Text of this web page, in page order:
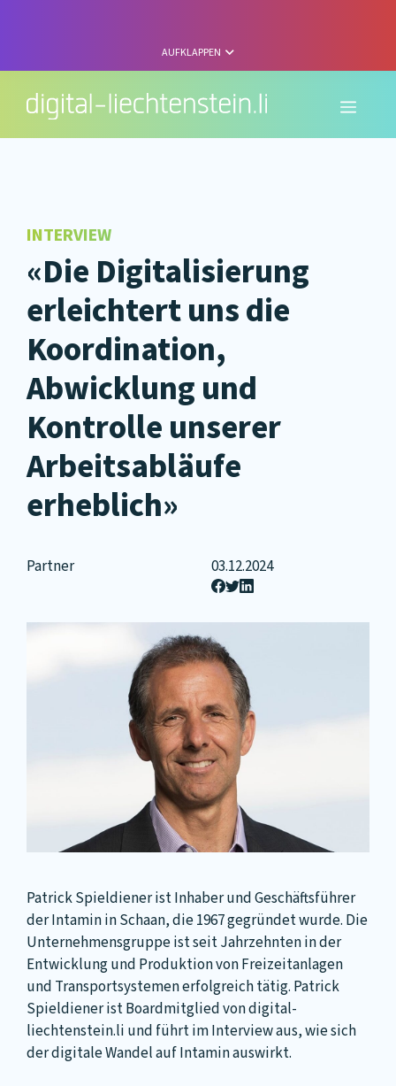
AUFKLAPPEN
Menü
INTERVIEW
«Die Digitalisierung
erleichtert uns die
Koordination,
Abwicklung und
Kontrolle unserer
Arbeitsabläufe
erheblich»
Partner 03.12.2024
Patrick Spieldiener ist Inhaber und Geschäftsführer
der Intamin in Schaan, die 1967 gegründet wurde. Die
Unternehmensgruppe ist seit Jahrzehnten in der
Entwicklung und Produktion von Freizeitanlagen
und Transportsystemen erfolgreich tätig. Patrick
Spieldiener ist Boardmitglied von digital-
liechtenstein.li und führt im Interview aus, wie sich
der digitale Wandel auf Intamin auswirkt.